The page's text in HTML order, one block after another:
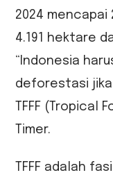
2024 mencapai
4.191 hektare
“Indonesia
deforestasi
TFFF (Tropical
Timer.
TFFF adalah